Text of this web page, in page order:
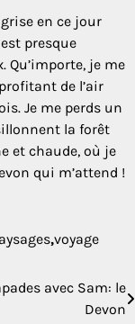
en ce jour
presque
Qu’importe, je me
de l’air
Je me perds un
la forêt
et chaude, où je
qui m’attend !
,voyage
avec Sam: le
Devon